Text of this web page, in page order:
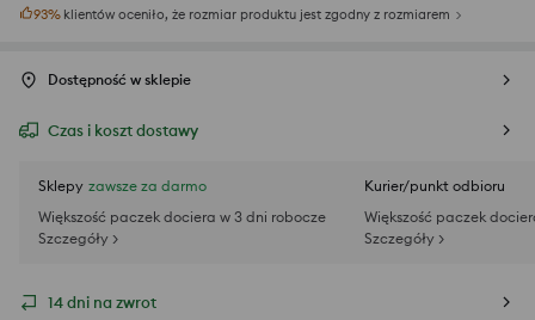
93% klientów oceniło, że rozmiar produktu jest zgodny z rozmiarem
Dostępność w sklepie
Czas i koszt dostawy
Sklepy zawsze za darmo
Większość paczek dociera w 3 dni robocze
Szczegóły >
Kurier/punkt odbioru
Większość paczek
Szczegóły >
14 dni na zwrot